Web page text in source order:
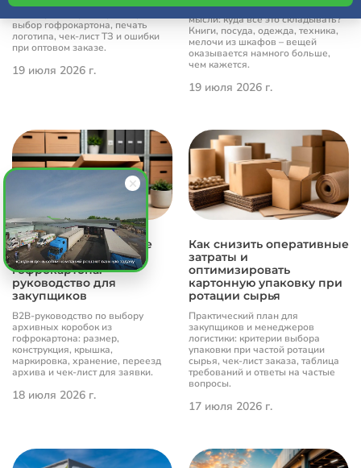
выбор гофрокартона, печать
логотипа, чек-лист ТЗ и ошибки
при оптовом заказе.
19 июля 2026 г.
грузчиков и машины, а с простой
мысли: куда все это складывать?
Книги, посуда, одежда, техника,
мелочи из шкафов – вещей
оказывается намного больше,
чем кажется.
19 июля 2026 г.
Как выбрать архивные
коробки из
гофрокартона:
руководство для
закупщиков
B2B-руководство по выбору
архивных коробок из
гофрокартона: размер,
конструкция, крышка,
маркировка, хранение, переезд
архива и чек-лист для заявки.
18 июля 2026 г.
Как снизить оперативные
затраты и
оптимизировать
картонную упаковку при
ротации сырья
Практический план для
закупщиков и менеджеров
логистики: критерии выбора
упаковки при частой ротации
сырья, чек-лист заказа, таблица
требований и ответы на частые
вопросы.
17 июля 2026 г.